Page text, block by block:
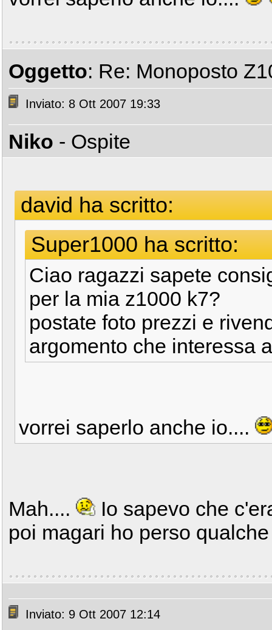
Oggetto: Re: Monoposto
Inviato: 8 Ott 2007 19:33
Niko - Ospite
david ha scritto:
Super1000 ha scritto:
Ciao ragazzi sapete
per la mia z1000 k7?
postate foto prezzi e
argomento che interessa
vorrei saperlo anche io....
Mah....
Io sapevo che
poi magari ho perso
Inviato: 9 Ott 2007 12:14